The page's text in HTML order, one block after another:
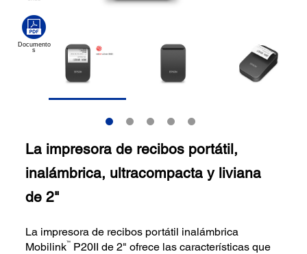
La impresora de recibos portátil,
inalámbrica, ultracompacta y liviana
de 2"
La impresora de recibos portátil inalámbrica
Mobilink™
P20II de 2" ofrece las características que